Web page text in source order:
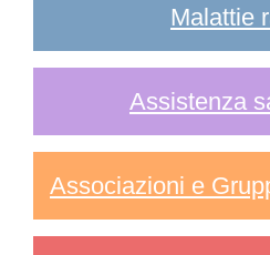
Malattie
Assistenza
Associazioni e